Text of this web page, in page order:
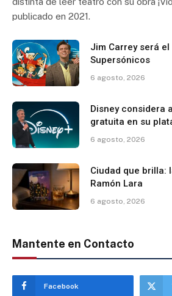
publicado en 2021.
Jim Carrey será
Supersónicos
6 agosto, 2026
Disney considera
gratuita en su
6 agosto, 2026
Ciudad que brilla:
Ramón Lara
6 agosto, 2026
Mantente en Contacto
Facebook